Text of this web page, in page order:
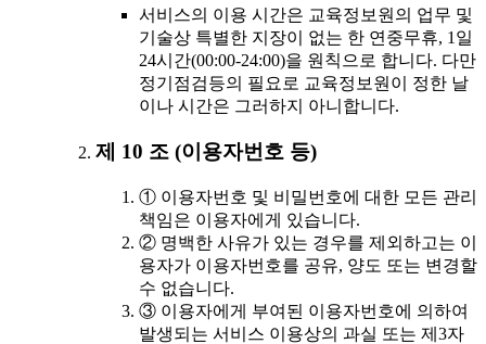
서비스의 이용 시간은 교육정보원의 업무 및
기술상 특별한 지장이 없는 한 연중무휴, 1일
24시간(00:00-24:00)을 원칙으로 합니다. 다만
정기점검등의 필요로 교육정보원이 정한 날
이나 시간은 그러하지 아니합니다.
제 10 조 (이용자번호 등)
① 이용자번호 및 비밀번호에 대한 모든 관리
책임은 이용자에게 있습니다.
② 명백한 사유가 있는 경우를 제외하고는 이
용자가 이용자번호를 공유, 양도 또는 변경할
수 없습니다.
③ 이용자에게 부여된 이용자번호에 의하여
발생되는 서비스 이용상의 과실 또는 제3자